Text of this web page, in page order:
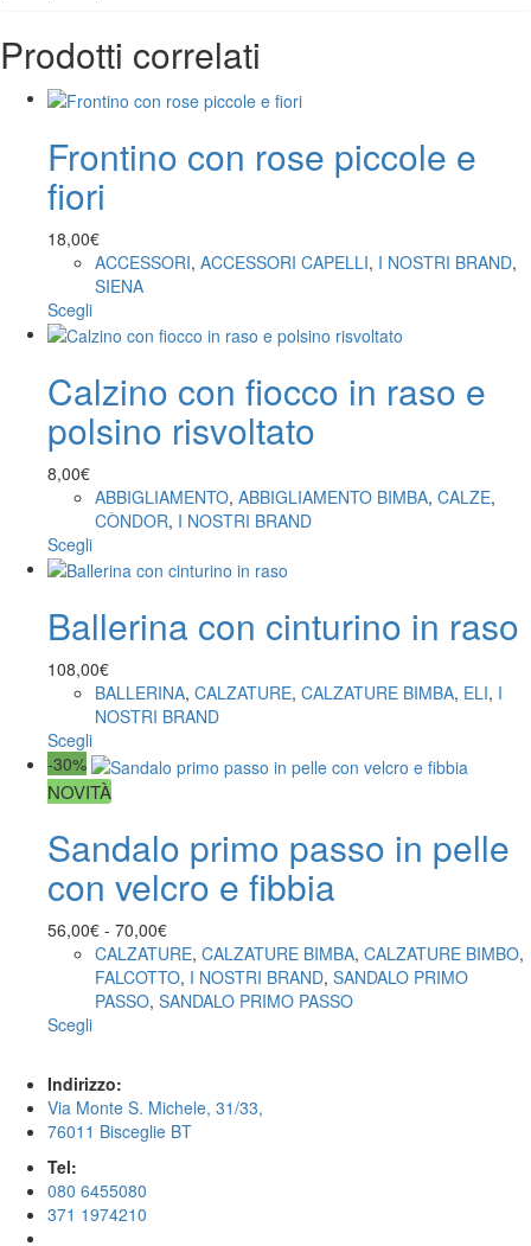
Prodotti correlati
Frontino con rose piccole e
fiori
18,00€
ACCESSORI, ACCESSORI CAPELLI, I NOSTRI BRAND,
SIENA
Scegli
Calzino con fiocco in raso e
polsino risvoltato
8,00€
ABBIGLIAMENTO, ABBIGLIAMENTO BIMBA, CALZE,
CÒNDOR, I NOSTRI BRAND
Scegli
Ballerina con cinturino in raso
108,00€
BALLERINA, CALZATURE, CALZATURE BIMBA, ELI, I
NOSTRI BRAND
Scegli
-30%
NOVITÀ
Sandalo primo passo in pelle
con velcro e fibbia
56,00€ - 70,00€
CALZATURE, CALZATURE BIMBA, CALZATURE BIMBO,
FALCOTTO, I NOSTRI BRAND, SANDALO PRIMO
PASSO, SANDALO PRIMO PASSO
Scegli
Indirizzo:
Via Monte S. Michele, 31/33,
76011 Bisceglie BT
Tel:
080 6455080
371 1974210